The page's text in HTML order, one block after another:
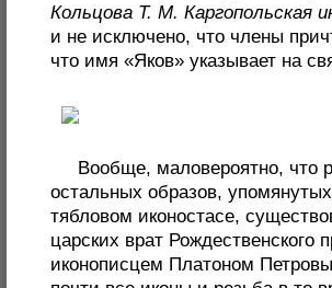
Кольцова Т. М. Каргопольская
и не исключено, что члены
что имя «Яков» указывает на
Вообще, маловероятно, что
остальных образов,
тябловом иконостасе,
царских врат
иконописцем Платоном